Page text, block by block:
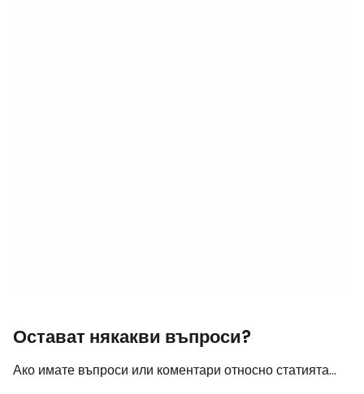
Остават някакви въпроси?
Ако имате въпроси или коментари относно статията...